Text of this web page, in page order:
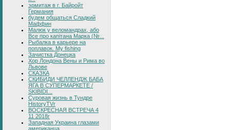
эрмитаж в г. Байройт
Германия
будем общаться Сладкий
Маффин
Малюк у веломандрах, або
Все про капітана Марка (№...
Рыбалка в карьере на
поплавок. My fishing
Зачистка Донецка
Хор Лондона Вены и Рима во
Львове
СКАЗКА
СКИБИДИ ЧЕЛЛЕНДЖ БАБА
ЯГА В СУПЕРМАРКЕТЕ /
SKIBIDI...
Суровая жизнь в Тундре
HistoryTVr
ВОСКРЕСНАЯ ВСТРЕЧА 4
11 2018г
Западная Украина глазами
американца